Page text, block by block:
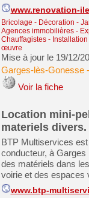
www.renovation-
Bricolage - Décoration -
Agences immobilières -
Chauffagistes -
œuvre
Mise à jour le 19/12/
Garges-lès-Gonesse
Voir la fiche
Location mini-
materiels
BTP Multiservices
conducteur, à Garges
des matériels dans
voirie et des espaces
www.btp-